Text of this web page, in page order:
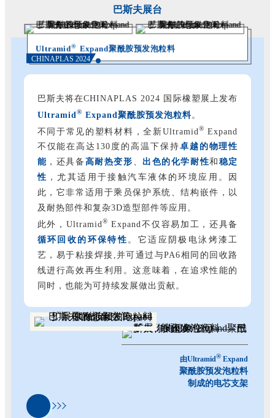
巴斯夫展台
Ultramid® Expand聚酰胺预发泡粒料
CHINAPLAS 2024
巴斯夫将在CHINAPLAS 2024 国际橡塑展上发布
Ultramid® Expand聚酰胺预发泡粒料。
不同于常见的塑料材料，全新Ultramid® Expand
不仅能在高达130度的高温下保持卓越的物理性
能 ，还具备 高耐热变形 、 出色的化学耐性和 稳定
性 ，尤其适用于接触汽车液体的环境应用。因
此，它非常适用于乘员保护系统、结构嵌件，以
及耐热部件和复杂3D造型部件等应用。
此外，Ultramid ® Expand不仅容易加工，还具备
循环回收的环保特性 。它适应阴极电泳烤漆工
艺，易于粘接焊接,并可通过与PA6相同的回收路
线进行高效再生利用。这意味着，在追求性能的
同时，也能为可持续发展做出贡献。
由Ultramid®Expand
聚酰胺预发泡粒料
制成的电芯支架